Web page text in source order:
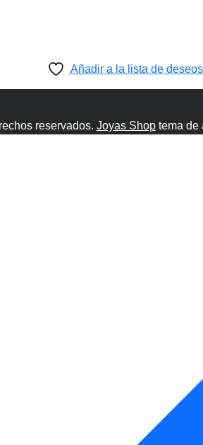
Añadir a la lista de deseos
reservados. Joyas Shoptema de